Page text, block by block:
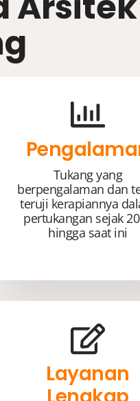
Tukang yang
berpengalaman dan
teruji kerapiannya
pertukangan sejak
hingga saat ini
Layanan